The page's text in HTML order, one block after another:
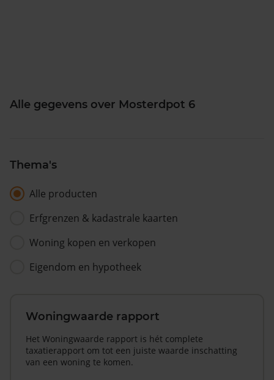
Alle gegevens over Mosterdpot 6
Thema's
Alle producten
Erfgrenzen & kadastrale kaarten
Woning kopen en verkopen
Eigendom en hypotheek
Woningwaarde rapport
Het Woningwaarde rapport is hét complete
taxatierapport om tot een juiste waarde inschatting
van een woning te komen.